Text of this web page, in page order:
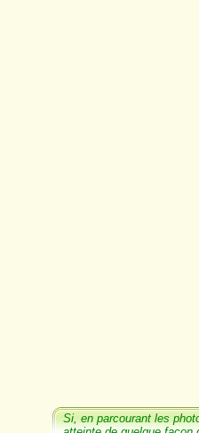
Si, en parcourant les